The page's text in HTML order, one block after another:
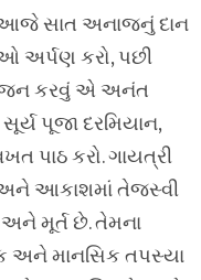
આજે સાત અનાજનું દાન
અર્પણ કરો, પછી
કરવું એ અનંત
પૂજા દરમિયાન,
પાઠ કરો. ગાયત્રી
અને આકાશમાં તેજસ્વી
અને મૂર્ત છે. તેમના
અને માનસિક તપસ્યા